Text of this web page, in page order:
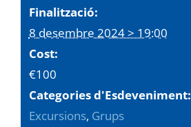
Finalització:
8 desembre 2024 > 19:00
Cost:
€100
Categories d'Esdeveniment:
Excursions, Grups